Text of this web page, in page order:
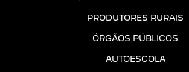
PRODUTORES RURAIS
ÓRGÃOS PÚBLICOS
AUTOESCOLA